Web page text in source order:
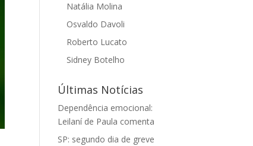
Natália Molina
Osvaldo Davoli
Roberto Lucato
Sidney Botelho
Últimas Notícias
Dependência emocional:
Leilaní de Paula comenta
SP: segundo dia de greve